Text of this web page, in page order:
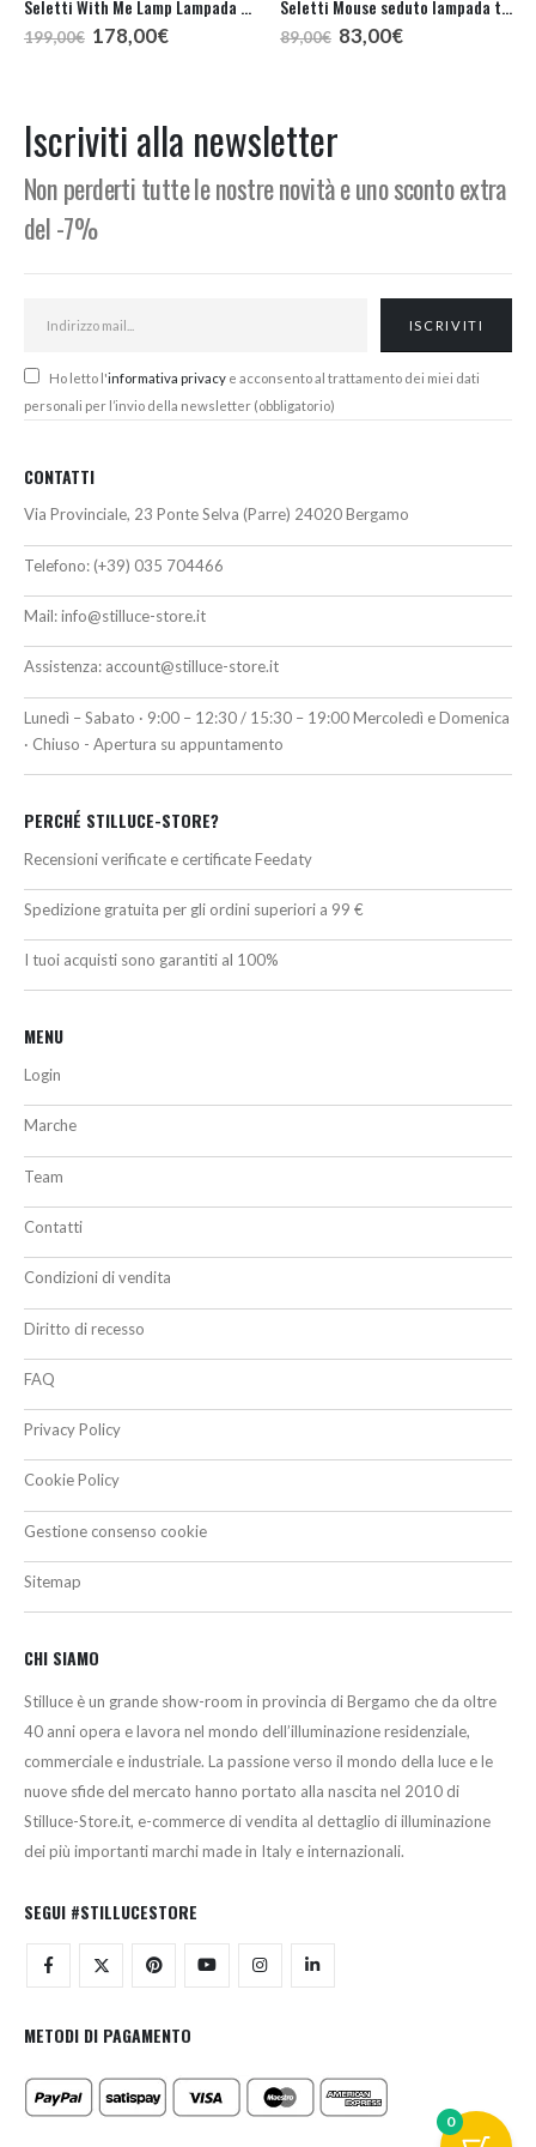
Seletti With Me Lamp Lampada da Tavolo
199,00€ Il
prezzo
178,00€Il
Seletti Mouse seduto lampada tavolo
89,00€ Il
prezzo
83,00€Il
Iscriviti alla newsletter
Non perderti tutte le nostre novità e uno sconto extra
del -7%
Ho letto l'informativa privacy e acconsento al trattamento dei miei dati
personali per l’invio della newsletter (obbligatorio)
CONTATTI
Via Provinciale, 23 Ponte Selva (Parre) 24020 Bergamo
Telefono: (+39) 035 704466
Mail:info@stilluce-store.it
Assistenza: account@stilluce-store.it
Lunedì – Sabato · 9:00 – 12:30 / 15:30 – 19:00 Mercoledì e Domenica
· Chiuso - Apertura su appuntamento
PERCHÉ STILLUCE-STORE?
Recensioni verificate e certificate Feedaty
Spedizione gratuita per gli ordini superiori a 99 €
I tuoi acquisti sono garantiti al 100%
MENU
Login
Marche
Team
Contatti
Condizioni di vendita
Diritto di recesso
FAQ
Privacy Policy
Cookie Policy
Gestione consenso cookie
Sitemap
CHI SIAMO
Stilluce è un grande show-room in provincia di Bergamo che da oltre
40 anni opera e lavora nel mondo dell’illuminazione residenziale,
commerciale e industriale. La passione verso il mondo della luce e le
nuove sfide del mercato hanno portato alla nascita nel 2010 di
Stilluce-Store.it, e-commerce di vendita al dettaglio di illuminazione
dei più importanti marchi made in Italy e internazionali.
SEGUI #STILLUCESTORE
METODI DI PAGAMENTO
0